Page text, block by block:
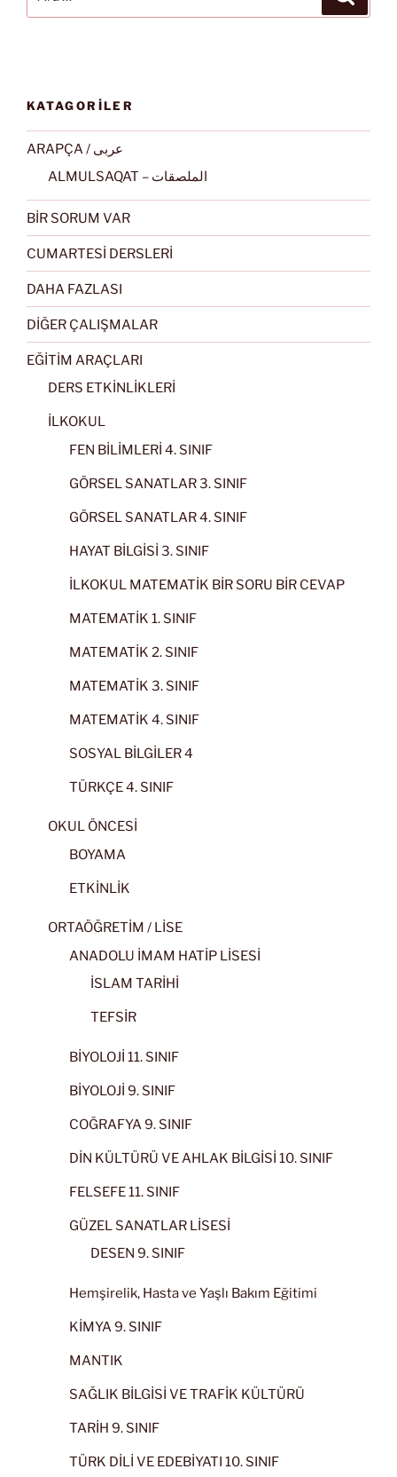
KATAGORİLER
ARAPÇA / عربى
ALMULSAQAT – الملصقات
BİR SORUM VAR
CUMARTESİ DERSLERİ
DAHA FAZLASI
DİĞER ÇALIŞMALAR
EĞİTİM ARAÇLARI
DERS ETKİNLİKLERİ
İLKOKUL
FEN BİLİMLERİ 4. SINIF
GÖRSEL SANATLAR 3. SINIF
GÖRSEL SANATLAR 4. SINIF
HAYAT BİLGİSİ 3. SINIF
İLKOKUL MATEMATİK BİR SORU BİR CEVAP
MATEMATİK 1. SINIF
MATEMATİK 2. SINIF
MATEMATİK 3. SINIF
MATEMATİK 4. SINIF
SOSYAL BİLGİLER 4
TÜRKÇE 4. SINIF
OKUL ÖNCESİ
BOYAMA
ETKİNLİK
ORTAÖĞRETİM / LİSE
ANADOLU İMAM HATİP LİSESİ
İSLAM TARİHİ
TEFSİR
BİYOLOJİ 11. SINIF
BİYOLOJİ 9. SINIF
COĞRAFYA 9. SINIF
DİN KÜLTÜRÜ VE AHLAK BİLGİSİ 10. SINIF
FELSEFE 11. SINIF
GÜZEL SANATLAR LİSESİ
DESEN 9. SINIF
Hemşirelik, Hasta ve Yaşlı Bakım Eğitimi
KİMYA 9. SINIF
MANTIK
SAĞLIK BİLGİSİ VE TRAFİK KÜLTÜRÜ
TARİH 9. SINIF
TÜRK DİLİ VE EDEBİYATI 10. SINIF